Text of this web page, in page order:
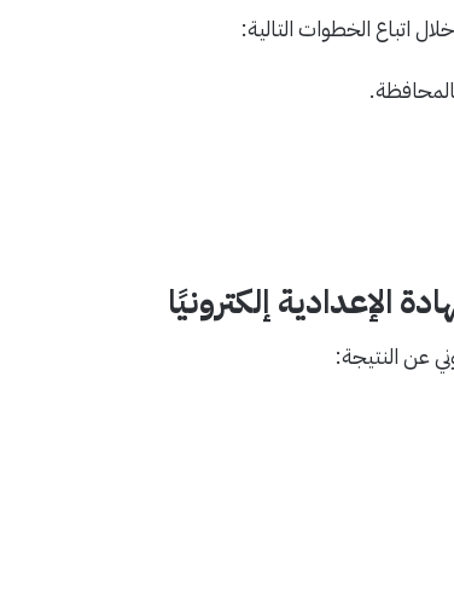
اتباع الخطوات التالية:
الإعدادية إلكترونيًا
عن النتيجة: